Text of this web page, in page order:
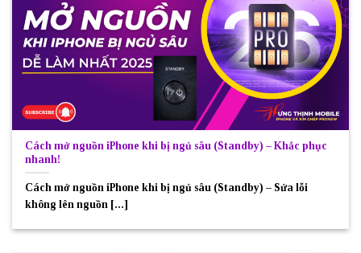
Cách mở nguồn iPhone khi bị ngủ sâu (Standby) – Khắc phục
nhanh!
Cách mở nguồn iPhone khi bị ngủ sâu (Standby) – Sửa lỗi
không lên nguồn [...]